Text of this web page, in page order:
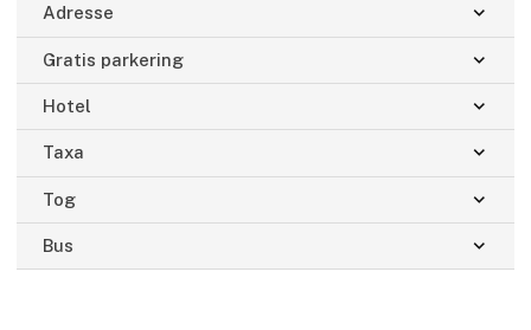
Adresse keyboard_arrow_down
Gratis parkering keyboard_arrow_down
Hotel keyboard_arrow_down
Taxa keyboard_arrow_down
Tog keyboard_arrow_down
Bus keyboard_arrow_down